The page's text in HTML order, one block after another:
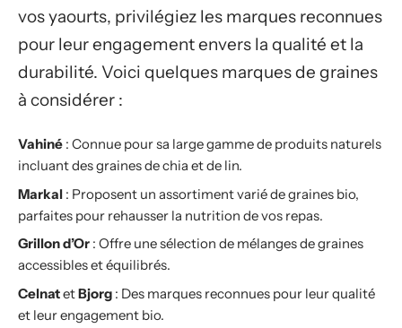
vos yaourts, privilégiez les marques reconnues
pour leur engagement envers la qualité et la
durabilité. Voici quelques marques de graines
à considérer :
Vahiné : Connue pour sa large gamme de produits naturels
incluant des graines de chia et de lin.
Markal : Proposent un assortiment varié de graines bio,
parfaites pour rehausser la nutrition de vos repas.
Grillon d’Or : Offre une sélection de mélanges de graines
accessibles et équilibrés.
CelnatetBjorg : Des marques reconnues pour leur qualité
et leur engagement bio.